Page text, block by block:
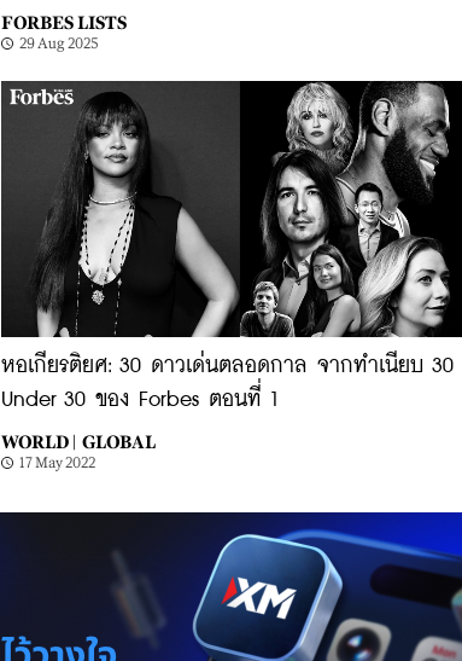
FORBES LISTS
29 Aug 2025
หอเกียรติยศ: 30 ดาวเด่นตลอดกาล จากทำเนียบ 30
Under 30 ของ Forbes ตอนที่ 1
WORLD | GLOBAL
17 May 2022